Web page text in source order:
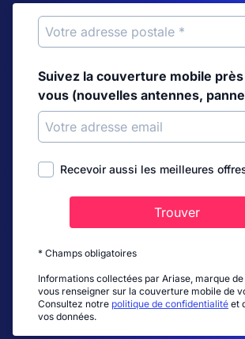
Suivez la couverture mobile
vous (nouvelles antennes,
Recevoir aussi les meilleures
Trouver
* Champs obligatoires
Informations collectées par Ariase, marque
vous renseigner sur la couverture mobile de
Consultez notre politique de confidentialité et
vos données.